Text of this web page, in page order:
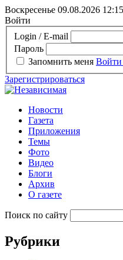
Воскресенье 09.08.2026 12:15
Войти
Login / E-mail
Пароль
Запомнить меня Войти
Зарегистрироваться
Новости
Газета
Приложения
Темы
Фото
Видео
Блоги
Архив
О газете
Поиск по сайту
Рубрики